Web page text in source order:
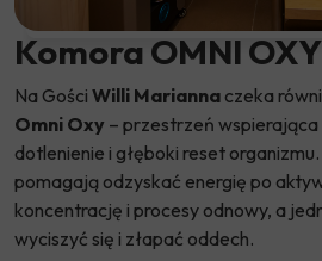
Komora OMNI OXY
Na Gości Willi Marianna czeka
Omni Oxy – przestrzeń
dotlenienie i głęboki reset
pomagają odzyskać energię po
koncentrację i procesy odnowy, a
wyciszyć się i złapać oddech.